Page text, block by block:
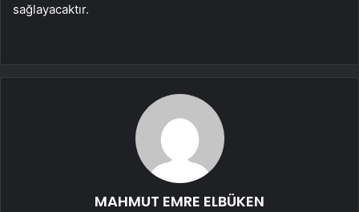
sağlayacaktır.
MAHMUT EMRE ELBÜKEN